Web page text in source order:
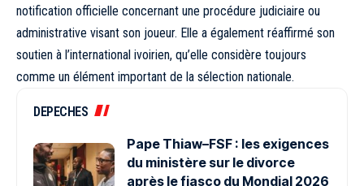
notification officielle concernant une procédure judiciaire ou
administrative visant son joueur. Elle a également réaffirmé son
soutien à l’international ivoirien, qu’elle considère toujours
comme un élément important de la sélection nationale.
DEPECHES
Pape Thiaw–FSF : les exigences
du ministère sur le divorce
après le fiasco du Mondial 2026